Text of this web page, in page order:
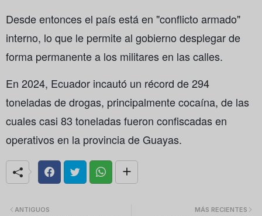
Desde entonces el país está en "conflicto armado"
interno, lo que le permite al gobierno desplegar de
forma permanente a los militares en las calles.
En 2024, Ecuador incautó un récord de 294
toneladas de drogas, principalmente cocaína, de las
cuales casi 83 toneladas fueron confiscadas en
operativos en la provincia de Guayas.
MÁS RECIENTES
ANTIGUOS